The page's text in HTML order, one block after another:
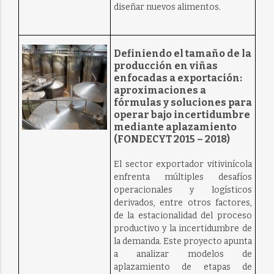
diseñar nuevos alimentos.
Definiendo el tamaño de la
producción en viñas
enfocadas a exportación:
aproximaciones a
fórmulas y soluciones para
operar bajo incertidumbre
mediante aplazamiento
(FONDECYT 2015 – 2018)
El sector exportador vitivinícola
enfrenta múltiples desafíos
operacionales y logísticos
derivados, entre otros factores,
de la estacionalidad del proceso
productivo y la incertidumbre de
la demanda. Este proyecto apunta
a analizar modelos de
aplazamiento de etapas de